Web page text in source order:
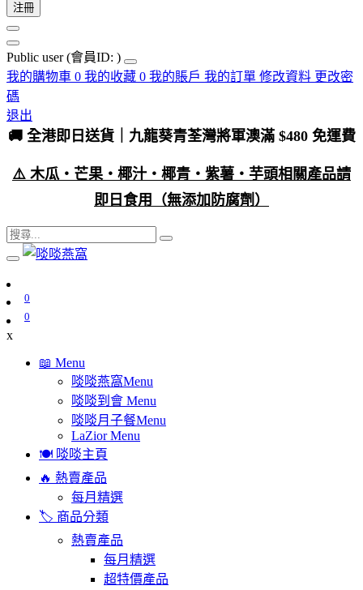
注冊
Public user (會員ID: )
我的購物車 0 我的收藏 0 我的賬戶 我的訂單 修改資料 更改密
碼
退出
🚚 全港即日送貨｜九龍葵青荃灣將軍澳滿 $480 免運費
⚠️ 木瓜・芒果・椰汁・椰青・紫薯・芋頭相關產品請
即日食用（無添加防腐劑）
0
0
x
📖 Menu
啖啖燕窩Menu
啖啖到會 Menu
啖啖月子餐Menu
LaZior Menu
🍽️ 啖啖主頁
🔥 熱賣產品
每月精選
🏷️ 商品分類
熱賣產品
每月精選
超特價產品